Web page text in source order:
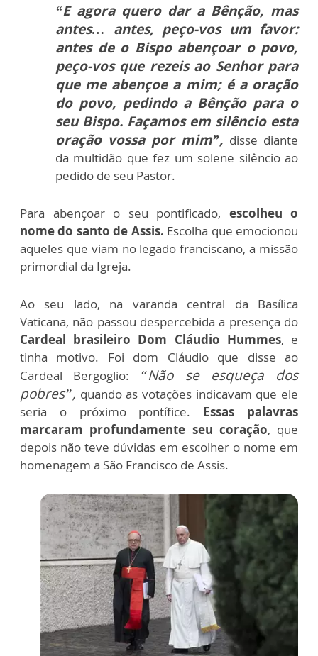
“E agora quero dar a Bênção, mas
antes… antes, peço-vos um favor:
antes de o Bispo abençoar o povo,
peço-vos que rezeis ao Senhor para
que me abençoe a mim; é a oração
do povo, pedindo a Bênção para o
seu Bispo. Façamos em silêncio esta
oração vossa por mim”, disse diante
da multidão que fez um solene silêncio ao
pedido de seu Pastor.
Para abençoar o seu pontificado, escolheu o
nome do santo de Assis. Escolha que emocionou
aqueles que viam no legado franciscano, a missão
primordial da Igreja.
Ao seu lado, na varanda central da Basílica
Vaticana, não passou despercebida a presença do
Cardeal brasileiro Dom Cláudio Hummes, e
tinha motivo. Foi dom Cláudio que disse ao
Cardeal Bergoglio: “Não se esqueça dos
pobres”, quando as votações indicavam que ele
seria o próximo pontífice. Essas palavras
marcaram profundamente seu coração, que
depois não teve dúvidas em escolher o nome em
homenagem a São Francisco de Assis.